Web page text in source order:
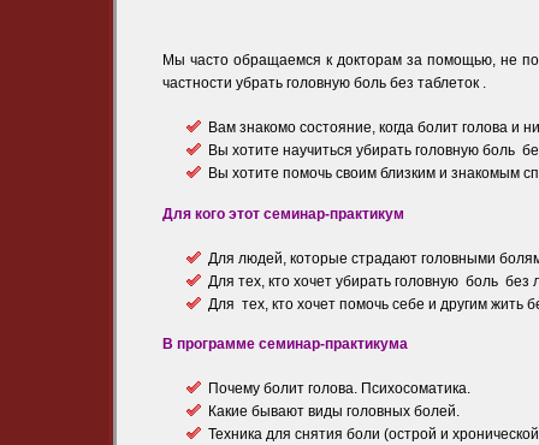
Мы часто обращаемся к докторам за помощью, не
частности убрать головную боль без таблеток .
Вам знакомо состояние, когда болит голова и
Вы хотите научиться убирать головную боль
Вы хотите помочь своим близким и знакомым
Для кого этот семинар-практикум
Для людей, которые страдают головными
Для тех, кто хочет убирать головную боль без
Для тех, кто хочет помочь себе и другим жить
В программе семинар-практикума
Почему болит голова. Психосоматика.
Какие бывают виды головных болей.
Техника для снятия боли (острой и